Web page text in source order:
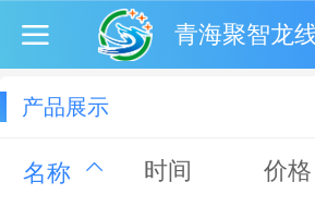
青海聚智龙
产品展示
名称 时间 价格